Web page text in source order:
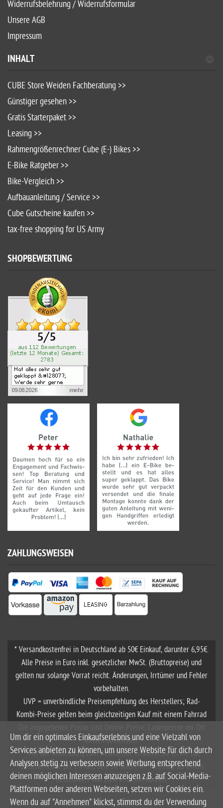
Widerrufsbelehrung / Widerrufsformular
Unsere AGB
Impressum
INHALT
CUBE Store Weiden Fachberatung >>
Günstiger gesehen >>
Gratis Starterpaket >>
Leasing >>
Rahmengrößenrechner Cube (E-) Bikes >>
E-Bike Ratgeber >>
Bike-Vergleich >>
Aufbauanleitung / Service >>
Cube Gutscheine kaufen >>
tax-free shopping for US Army
SHOPBEWERTUNG
ZAHLUNGSWEISEN
* Versandkostenfrei in Deutschland ab 50€ Einkauf, darunter 6,95€.
Alle Preise in Euro inkl. gesetzlicher MwSt. (Bruttopreise) und
gelten nur solange Vorrat reicht. Änderungen, Irrtümer und Fehler
vorbehalten.
UVP = unverbindliche Preisempfehlung des Herstellers; Rad-
Kombi-Preise gelten beim gleichzeitigen Kauf mit einem Fahrrad
können abweichen.
**Mit der Anmeldung zum Newsletter erhalten Sie einen 10€
Gutscheincode per E-Mail, den Sie sofort im Webshop ab einem
Bestellwert von 100€ einlösen können.
Um dir ein optimales Einkaufserlebnis und eine Vielzahl von
Services anbieten zu können, um unsere Website für dich durch
Analysen stetig zu verbessern sowie Werbung entsprechend
deinen möglichen Interessen anzuzeigen z.B. auf Social-Media-
Plattformen oder anderen Webseiten, setzen wir Cookies ein.
Wenn du auf "Annehmen" klickst, stimmst du der Verwendung